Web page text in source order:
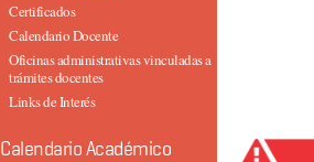
Certificados
Calendario Docente
Oficinas administrativas vinculadas a
trámites docentes
Links de Interés
Calendario Académico